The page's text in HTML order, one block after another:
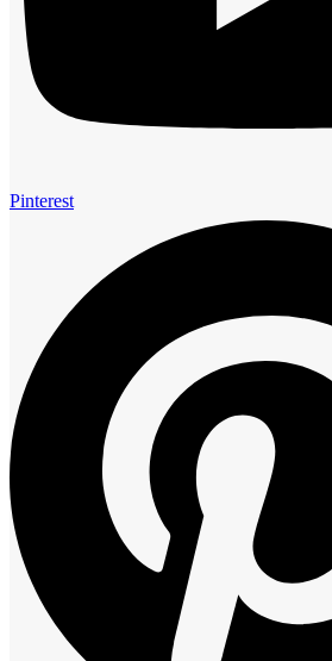
Pinterest